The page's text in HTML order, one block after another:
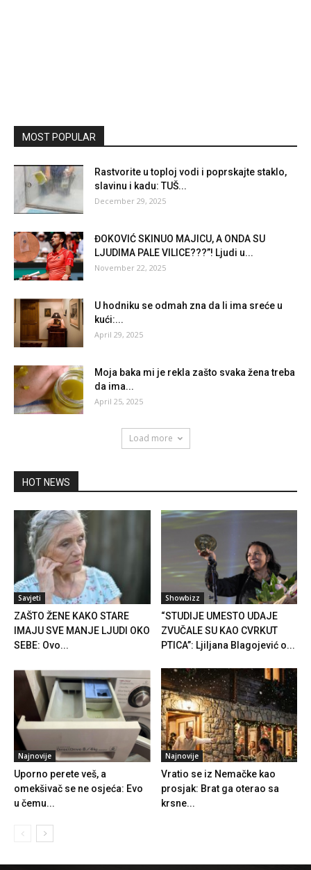
MOST POPULAR
Rastvorite u toploj vodi i poprskajte staklo,
slavinu i kadu: TUŠ...
December 29, 2025
ĐOKOVIĆ SKINUO MAJICU, A ONDA SU
LJUDIMA PALE VILICE???”! Ljudi u...
November 22, 2025
U hodniku se odmah zna da li ima sreće u
kući:...
April 29, 2025
Moja baka mi je rekla zašto svaka žena treba
da ima...
April 25, 2025
Load more
HOT NEWS
Savjeti
ZAŠTO ŽENE KAKO STARE
IMAJU SVE MANJE LJUDI OKO
SEBE: Ovo...
Showbizz
“STUDIJE UMESTO UDAJE
ZVUČALE SU KAO CVRKUT
PTICA”: Ljiljana Blagojević o...
Najnovije
Uporno perete veš, a
omekšivač se ne osjeća: Evo
u čemu...
Najnovije
Vratio se iz Nemačke kao
prosjak: Brat ga oterao sa
krsne...